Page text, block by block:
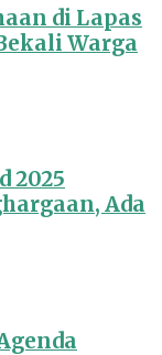
di Lapas
Warga
2025
Ada